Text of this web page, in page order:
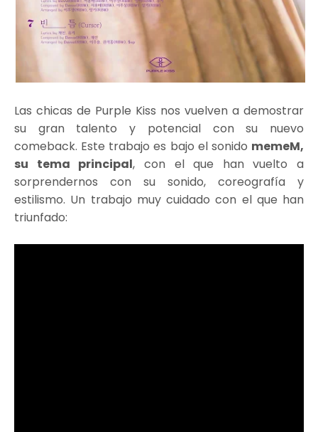
Las chicas de Purple Kiss nos vuelven a demostrar
su gran talento y potencial con su nuevo
comeback. Este trabajo es bajo el sonido memeM,
su tema principal, con el que han vuelto a
sorprendernos con su sonido, coreografía y
estilismo. Un trabajo muy cuidado con el que han
triunfado: